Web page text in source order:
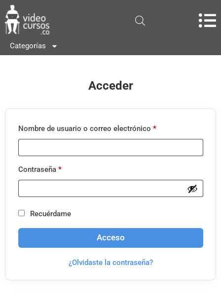
Categorías
Acceder
Nombre de usuario o correo electrónico *
Contraseña *
Recuérdame
Acceso
¿Olvidaste la contraseña?